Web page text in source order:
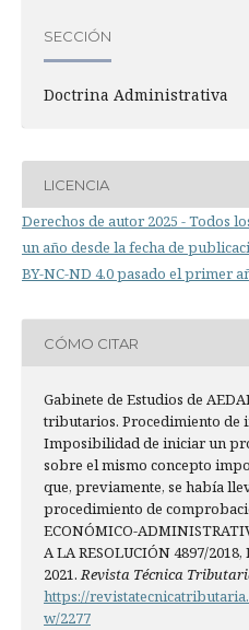
SECCIÓN
Doctrina Administrativa
LICENCIA
Derechos de autor 2025 - Todos
un año desde la fecha de
BY-NC-ND 4.0 pasado el primer
CÓMO CITAR
Gabinete de Estudios de
tributarios. Procedimiento de
Imposibilidad de iniciar un
sobre el mismo concepto
que, previamente, se había
procedimiento de
ECONÓMICO-
A LA RESOLUCIÓN 4897/
2021.Revista Técnica
https://
w/2277